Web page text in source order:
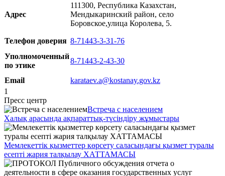
Адрес
111300, Республика Казахстан,
Мендыкаринский район, село
Боровское,улица Королева, 5.
Телефон доверия 8-71443-3-31-76
Уполномоченный
по этике
8-71443-2-43-30
Email karataev.a@kostanay.gov.kz
1
Пресс центр
Встреча с населением
Халық арасында ақпараттық-түсіндіру жұмыстары
Мемлекеттік қызметтер көрсету саласындағы қызмет туралы
есепті жария талқылау ХАТТАМАСЫ